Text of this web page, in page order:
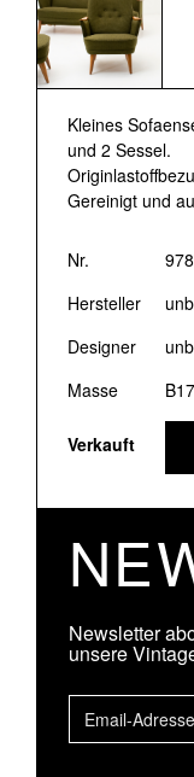
Kleines
und 2 Sessel.
Gereinigt und
Nr.
Hersteller
Designer
Masse
Verkauft
Newsletter
unsere